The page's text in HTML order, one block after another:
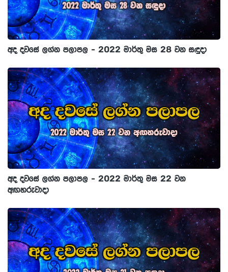
අද දවසේ ලග්න පලාපල - 2022 මාර්තු මස 28 වන සඳුදා
අද දවසේ ලග්න පලාපල - 2022 මාර්තු මස 22 වන
අඟහරුවාදා